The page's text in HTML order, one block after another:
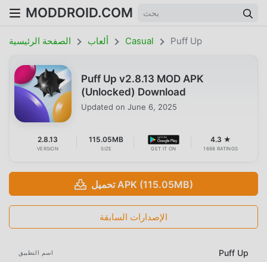
MODDROID.COM
الصفحة الرئيسية ألعاب Casual Puff Up
Puff Up v2.8.13 MOD APK
(Unlocked) Download
Updated on June 6, 2025
2.8.13
VERSION
115.05MB
SIZE GET IT ON
4.3 ★
1698 RATINGS
تحميل APK (115.05MB)
الإصدارات السابقة
اسم التطبيق Puff Up